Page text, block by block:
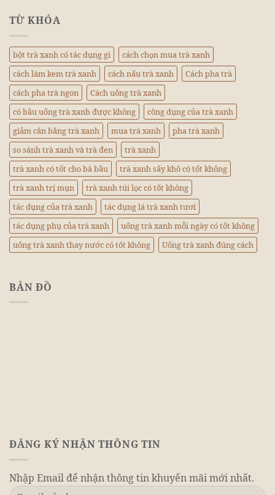
TỪ KHÓA
bột trà xanh có tác dụng gì
cách chọn mua trà xanh
cách làm kem trà xanh
cách nấu trà xanh
Cách pha trà
cách pha trà ngon
Cách uống trà xanh
có bầu uống trà xanh được không
công dụng của trà xanh
giảm cân bằng trà xanh
mua trà xanh
pha trà xanh
so sánh trà xanh và trà đen
trà xanh
trà xanh có tốt cho bà bầu
trà xanh sấy khô có tốt không
trà xanh trị mụn
trà xanh túi lọc có tốt không
tác dụng của trà xanh
tác dụng lá trà xanh tươi
tác dụng phụ của trà xanh
uống trà xanh mỗi ngày có tốt không
uống trà xanh thay nước có tốt không
Uống trà xanh đúng cách
BẢN ĐỒ
ĐĂNG KÝ NHẬN THÔNG TIN
Nhập Email để nhận thông tin khuyến mãi mới nhất.